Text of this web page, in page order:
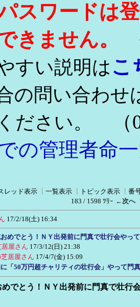
スワードは
きません。
すい説明はこ
の問い合わせ
ださい。
（
の管理者命
レッド表示 一覧表示 トピック表示
番
183 / 1598 ﾂﾘｰ ←次へ
17/2/18(土) 16:34
めでとう！ＮＹ出発前に門真で壮行会やっ
居屋さん 17/3/12(日) 21:38
居屋さん 17/4/7(金) 15:09
「50万円超チャリティの壮行会」やって門
でとう！ＮＹ出発前に門真で壮行